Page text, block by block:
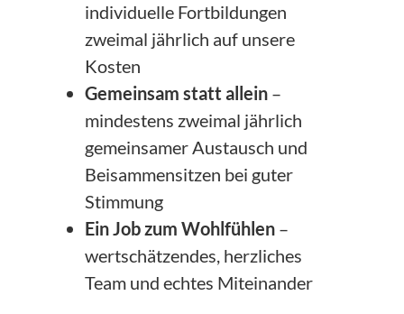
individuelle Fortbildungen
zweimal jährlich auf unsere
Kosten
Gemeinsam statt allein –
mindestens zweimal jährlich
gemeinsamer Austausch und
Beisammensitzen bei guter
Stimmung
Ein Job zum Wohlfühlen –
wertschätzendes, herzliches
Team und echtes Miteinander